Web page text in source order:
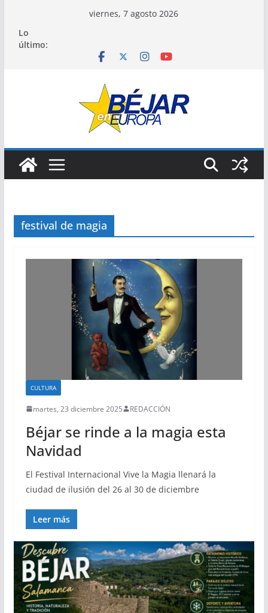
contenido
viernes, 7 agosto 2026
Lo
último:
festival de magia
CULTURA
martes, 23 diciembre 2025 REDACCIÓN
Béjar se rinde a la magia esta
Navidad
El Festival Internacional Vive la Magia llenará la
ciudad de ilusión del 26 al 30 de diciembre
Leer más